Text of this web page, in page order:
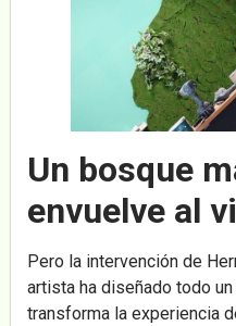
Un bosque
envuelve al
Pero la intervención de
artista ha diseñado todo un
transforma la experiencia